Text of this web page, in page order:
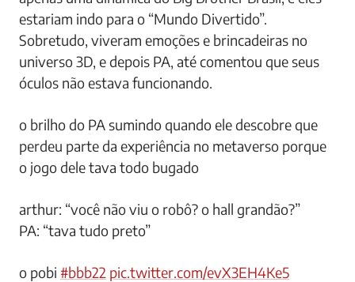
estariam indo para o “Mundo Divertido”.
Sobretudo, viveram emoções e brincadeiras no
universo 3D, e depois PA, até comentou que seus
óculos não estava funcionando.
o brilho do PA sumindo quando ele descobre que
perdeu parte da experiência no metaverso porque
o jogo dele tava todo bugado
arthur: “você não viu o robô? o hall grandão?”
PA: “tava tudo preto”
o pobi #bbb22 pic.twitter.com/evX3EH4Ke5